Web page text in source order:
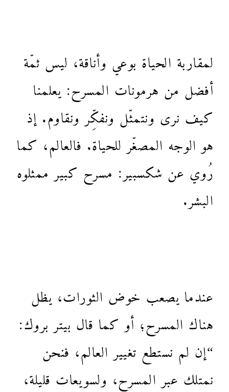
لمقاربة الحياة بوعي وأناقة، ليس ثمّة
أفضل من هرمونات المسرح: يعلمنا
كيف نرى ونتمثّل ونفكِّر ونقاوم. إذ
هو الوجه المصغّر للحياة. فالعالم، كما
رُوي عن شكسبير: مسرح كبير ممثلوه
البشر.
عندما يصعب خوض الثورات، يظل
هناك المسرح؛ أو كما قال بيتر بروك:
“إن لم نستطع تغيير العالم، فنحن
نمتلك عبر المسرح، ولسويعات قليلة،